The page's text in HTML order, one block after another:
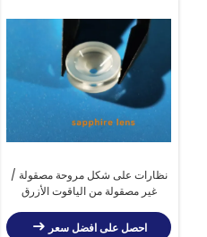
نظارات على شكل مروحة مصقولة /
غير مصقولة من الياقوت الأزرق
احصل على افضل سعر